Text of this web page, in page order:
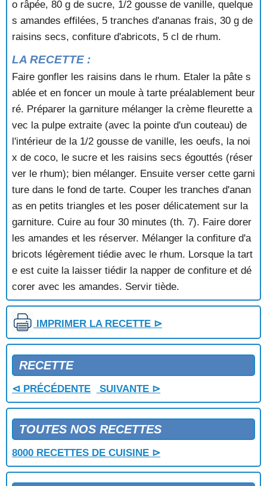
TARTE TIEDE A LA CHATAIGNE
TARTE VENDEMIAIRE
TARTELETTE AUX FIGUES
TARTELETTES AUX CERISES
TARTELETTES AUX FRAISES
TARTELETTES AUX FRAISES ET AUX ABRICOTS
TARTELETTES AUX FRAISES ET AUX PISTACHES
TARTELETTES AUX NOIX ET AU CHOCOLAT
TARTELETTES AUX VIOLETTES
TARTELETTES DE NOEL
TARTELETTES MERINGUEES AU CITRON
TERRINE DE POMMES
TIRAMISU
TIRAMISU AUX CERISES
TOASTS A L'ORANGE
TOURTE A LA CREME ET AUX POIRES
TOURTE A LA NOIX DE COCO
TOURTE AUX CERISES
TOURTE AUX POIRES
TOURTE AUX POMMES
TOURTE AUX PRUNEAUX ET AUX POMMES
TOURTE AUX RAISINS
TOURTE DE TESSIN
TOURTE LORRAINE
TRUFFES AMANDINES
TRUFFES AU CACAO
TRUFFES AU CAFE
TRUFFETTES AUX MARRONS
TURBAN DE SEMOULE ROYAL
TURINOIS
o râpée, 80 g de sucre, 1/2 gousse de vanille, quelque
s amandes effilées, 5 tranches d'ananas frais, 30 g de
raisins secs, confiture d'abricots, 5 cl de rhum.
LA RECETTE :
Faire gonfler les raisins dans le rhum. Etaler la pâte s
ablée et en foncer un moule à tarte préalablement beur
ré. Préparer la garniture mélanger la crème fleurette a
vec la pulpe extraite (avec la pointe d'un couteau) de
l'intérieur de la 1/2 gousse de vanille, les oeufs, la noi
x de coco, le sucre et les raisins secs égouttés (réser
ver le rhum); bien mélanger. Ensuite verser cette garni
ture dans le fond de tarte. Couper les tranches d'anan
as en petits triangles et les poser délicatement sur la
garniture. Cuire au four 30 minutes (th. 7). Faire dorer
les amandes et les réserver. Mélanger la confiture d'a
bricots légèrement tiédie avec le rhum. Lorsque la tart
e est cuite la laisser tiédir la napper de confiture et dé
corer avec les amandes. Servir tiède.
IMPRIMER LA RECETTE ⊳
RECETTE
⊲ PRÉCÉDENTE SUIVANTE ⊳
TOUTES NOS RECETTES
8000 RECETTES DE CUISINE ⊳